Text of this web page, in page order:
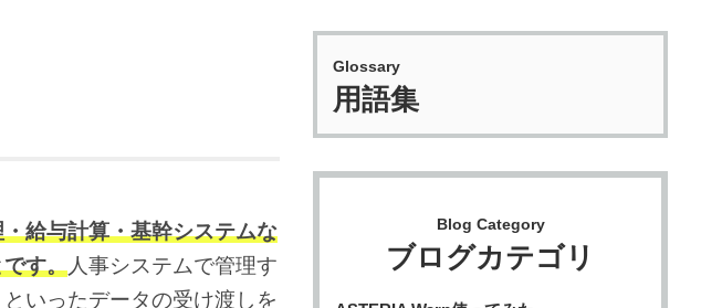
給与計算・基幹システムな
す。人事システムで管理す
いったデータの受け渡しを
Glossary
用語集
Blog Category
ブログカテゴリ